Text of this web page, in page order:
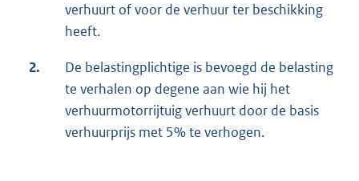
verhuurt of voor de verhuur ter beschikking
heeft.
2.
De belastingplichtige is bevoegd de belasting
te verhalen op degene aan wie hij het
verhuurmotorrijtuig verhuurt door de basis
verhuurprijs met 5% te verhogen.